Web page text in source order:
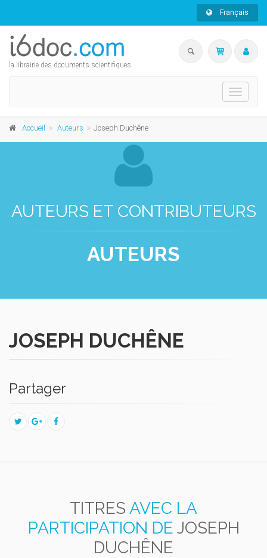
Français
la librairie des documents scientifiques
Toggle
Accueil Auteurs Joseph Duchêne
AUTEURS ET CONTRIBUTEURS
AUTEURS
JOSEPH DUCHÊNE
Partager
TITRES AVEC LA
PARTICIPATION DE JOSEPH
DUCHÊNE